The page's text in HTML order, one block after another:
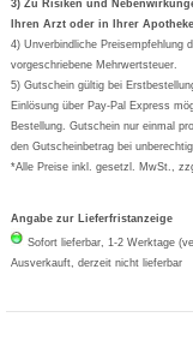
Wick
Eucerin
Basica
3) Zu Risiken und
Ihren Arzt oder in Ihrer
4) Unverbindliche Preisempfehlung
vorgeschriebene Mehrwertsteuer.
5) Gutschein gültig bei
Einlösung über Pay-Pal Express
Bestellung. Gutschein nur einmal
den Gutscheinbetrag bei
*Alle Preise inkl. gesetzl. MwSt.,
Angabe zur Lieferfristanzeige
Sofort lieferbar, 1-2 Werktage
Ausverkauft, derzeit nicht lieferbar